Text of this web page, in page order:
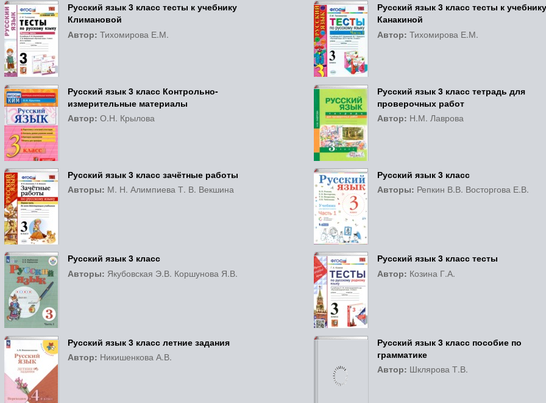
Русский язык 3 класс тесты к учебнику
Климановой
Автор: Тихомирова Е.М.
Русский язык 3 класс тесты к
Канакиной
Автор:Тихомирова Е.М.
Русский язык 3 класс Контрольно-
измерительные материалы
Автор: О.Н. Крылова
Русский язык 3 класс тетрадь для
проверочных работ
Автор: Н.М. Лаврова
Русский язык 3 класс зачётные работы
Авторы: М. Н. Алимпиева Т. В. Векшина
Русский язык 3 класс
Авторы: Репкин В.В. Восторгова Е.В.
Русский язык 3 класс
Авторы: Якубовская Э.В. Коршунова Я.В.
Русский язык 3 класс тесты
Автор: Козина Г.А.
Русский язык 3 класс летние задания
Автор: Никишенкова А.В.
Русский язык 3 класс пособие по
грамматике
Автор: Шклярова Т.В.